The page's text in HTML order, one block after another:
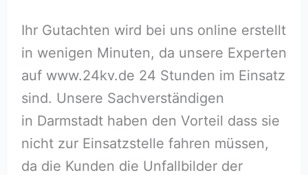
Ihr Gutachten wird bei uns online erstellt
in wenigen Minuten, da unsere Experten
auf www.24kv.de 24 Stunden im Einsatz
sind. Unsere Sachverständigen
in Darmstadt haben den Vorteil dass sie
nicht zur Einsatzstelle fahren müssen,
da die Kunden die Unfallbilder der